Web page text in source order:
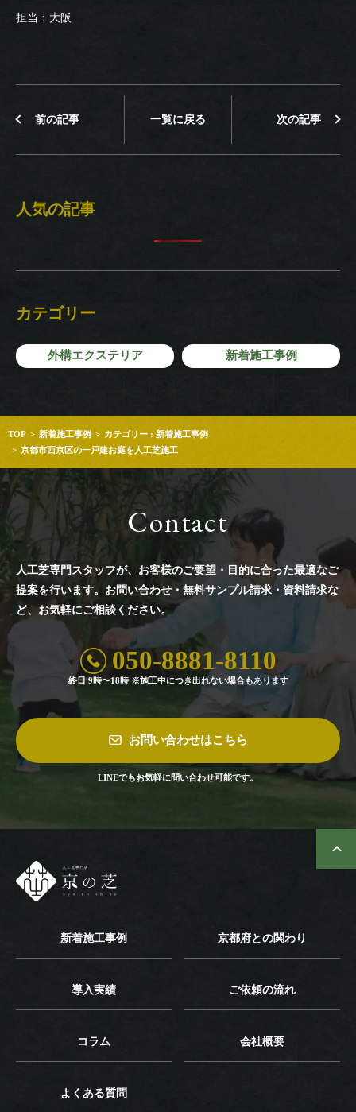
担当：大阪
前の記事 一覧に戻る 次の記事
人気の記事
カテゴリー
外構エクステリア 新着施工事例
TOP 新着施工事例
カテゴリー : 新着施工事例
京都市西京区の一戸建お庭を人工芝施工
Contact
人工芝専門スタッフが、お客様のご要望・目的に合った最適なご
提案を行います。 お問い合わせ・無料サンプル請求・資料請求な
ど、お気軽にご相談ください。
050-8881-8110
終日 9時〜18時 ※施工中につき出れない場合もあります
お問い合わせはこちら
LINEでもお気軽に問い合わせ可能です。
新着施工事例 京都府との関わり
導入実績 ご依頼の流れ
コラム 会社概要
よくある質問